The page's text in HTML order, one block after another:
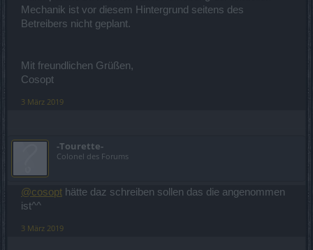
Mechanik ist vor diesem Hintergrund seitens des
Betreibers nicht geplant.
Mit freundlichen Grüßen,
Cosopt
3 März 2019
-Tourette-
Colonel des Forums
@cosopt hätte daz schreiben sollen das die angenommen
ist^^
3 März 2019